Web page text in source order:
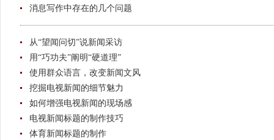
消息写作中存在的几个问题
从“望闻问切”说新闻采访
用“巧功夫”阐明“硬道理”
使用群众语言，改变新闻文风
挖掘电视新闻的细节魅力
如何增强电视新闻的现场感
电视新闻标题的制作技巧
体育新闻标题的制作